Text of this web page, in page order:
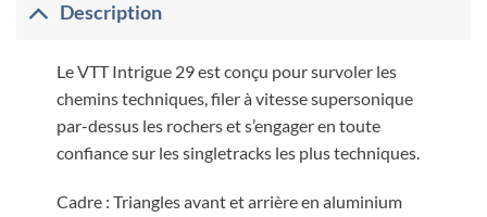
Description
Le VTT Intrigue 29 est conçu pour survoler les
chemins techniques, filer à vitesse supersonique
par-dessus les rochers et s’engager en toute
confiance sur les singletracks les plus techniques.
Cadre : Triangles avant et arrière en aluminium